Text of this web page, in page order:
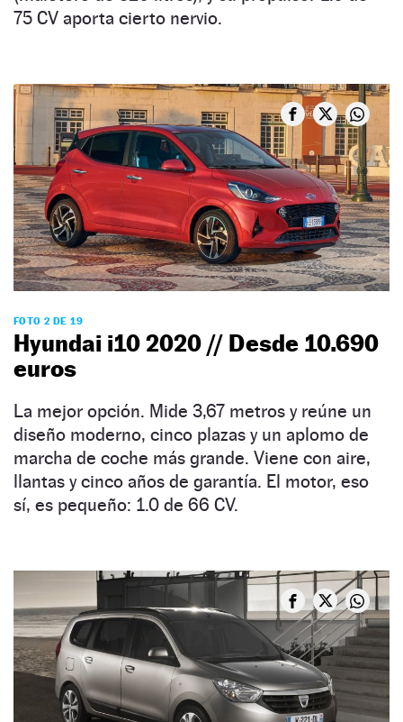
75 CV aporta cierto nervio.
FOTO 2 DE 19
Hyundai i10 2020 // Desde 10.690
euros
La mejor opción. Mide 3,67 metros y reúne un
diseño moderno, cinco plazas y un aplomo de
marcha de coche más grande. Viene con aire,
llantas y cinco años de garantía. El motor, eso
sí, es pequeño: 1.0 de 66 CV.